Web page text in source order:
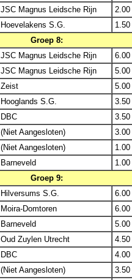
JSC Magnus Leidsche Rijn
2.00
Hoevelakens S.G.
1.50
Groep 8:
JSC Magnus Leidsche Rijn
6.00
JSC Magnus Leidsche Rijn
5.00
Zeist
5.00
Hooglands S.G.
3.50
DBC
3.50
(Niet Aangesloten)
3.00
(Niet Aangesloten)
1.00
Barneveld
1.00
Groep 9:
Hilversums S.G.
6.00
Moira-Domtoren
6.00
Barneveld
5.00
Oud Zuylen Utrecht
4.50
DBC
4.00
(Niet Aangesloten)
3.50